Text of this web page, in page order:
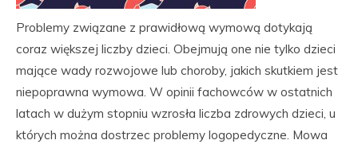
Problemy związane z prawidłową wymową dotykają
coraz większej liczby dzieci. Obejmują one nie tylko dzieci
mające wady rozwojowe lub choroby, jakich skutkiem jest
niepoprawna wymowa. W opinii fachowców w ostatnich
latach w dużym stopniu wzrosła liczba zdrowych dzieci, u
których można dostrzec problemy logopedyczne. Mowa